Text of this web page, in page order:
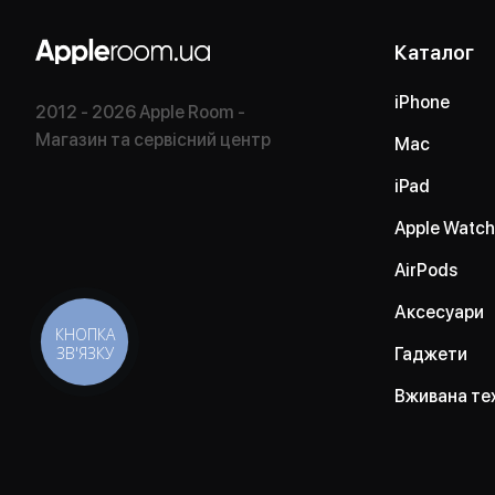
2012 - 2026 Apple Room -
Магазин та сервісний центр
Каталог
iPhone
Mac
iPad
Apple Watch
AirPods
Аксесуари
Гаджети
Вживана
КНОПКА
ЗВ'ЯЗКУ